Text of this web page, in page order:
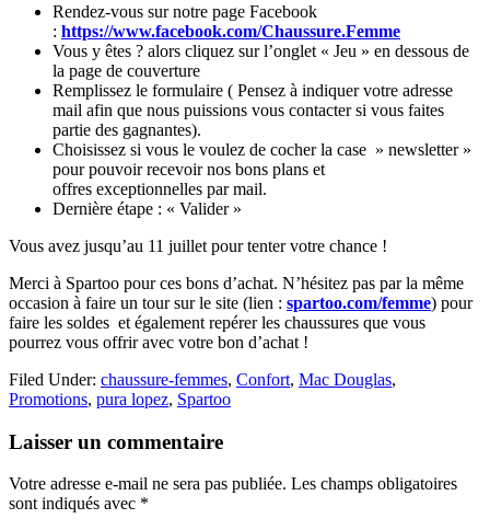
Rendez-vous sur notre page Facebook
: https://www.facebook.com/Chaussure.Femme
Vous y êtes ? alors cliquez sur l’onglet « Jeu » en dessous de
la page de couverture
Remplissez le formulaire ( Pensez à indiquer votre adresse
mail afin que nous puissions vous contacter si vous faites
partie des gagnantes).
Choisissez si vous le voulez de cocher la case » newsletter »
pour pouvoir recevoir nos bons plans et
offres exceptionnelles par mail.
Dernière étape : « Valider »
Vous avez jusqu’au 11 juillet pour tenter votre chance !
Merci à Spartoo pour ces bons d’achat. N’hésitez pas par la même
occasion à faire un tour sur le site (lien : spartoo.com/femme) pour
faire les soldes et également repérer les chaussures que vous
pourrez vous offrir avec votre bon d’achat !
Filed Under: chaussure-femmes, Confort, Mac Douglas,
Promotions, pura lopez, Spartoo
Reader
Laisser un commentaire
Votre adresse e-mail ne sera pas publiée. Les champs obligatoires
sont indiqués avec *